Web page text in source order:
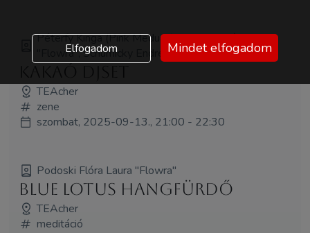
Péterfy Kinga (Pink Medusa), Podoski Flóra Laura
"Flowra", Schumicky Endre
TEAcher
zene
szombat, 2025-09-13., 21:00 - 22:30
Podoski Flóra Laura "Flowra"
Blue Lotus Hangfürdő
TEAcher
meditáció
Elfogadom Mindet elfogadom